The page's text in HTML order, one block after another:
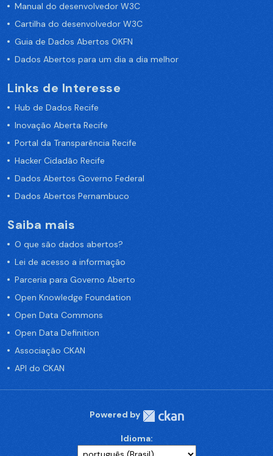
Manual do desenvolvedor W3C
Cartilha do desenvolvedor W3C
Guia de Dados Abertos OKFN
Dados Abertos para um dia a dia melhor
Links de Interesse
Hub de Dados Recife
Inovação Aberta Recife
Portal da Transparência Recife
Hacker Cidadão Recife
Dados Abertos Governo Federal
Dados Abertos Pernambuco
Saiba mais
O que são dados abertos?
Lei de acesso a informação
Parceria para Governo Aberto
Open Knowledge Foundation
Open Data Commons
Open Data Definition
Associação CKAN
API do CKAN
Powered by
Idioma